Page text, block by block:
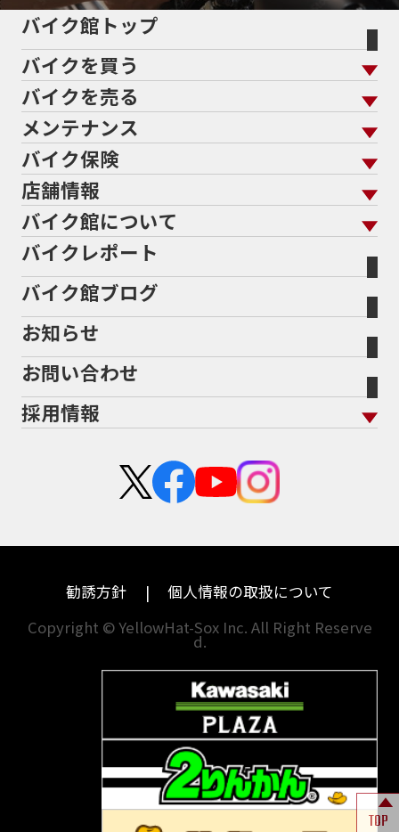
5インチカラーTFT液晶5バルブ5月600cc
60Thモデル 60th
61馬力636cc
689cc690SMCR
701エンデューロ72PS750750cc75th
765773cc800cc80s80万以下
80万以下大型80万円以下82185馬力883
883R890DUKE899 Panigale8月8月11日
8耐8耐見に行きたい
946ml950S950cc
ADDRESSADDRESS 110ADVADV150
ADV160AEROX
AEROX155 ABS
ANNIVERSARYAPEAPE 100 DXAPEX
ARMORED CORE2
Address125
BALIUSⅡBANDIT
BANDIT 1250FBANDIT 1250S
BANDIT1250FBANDIT1250SBBQ
BEETフルエキ
BEETマフラー
BLACKLIMITEDBMW
BMW S1000RR Mパッケージ
BMWS1000R
BMW S1000RR
BMW フルパニアBM‘Sマフラー
BOBBERBOLTBOLT C-Spec
BOLT C-Spec ABSBOLT R-Spec
BOLTR-SpecBONNEVILLE
バイク館トップ
バイクを買う
バイクを買う トップ
バイクを探す
メーカーから探す
色から探す
スタイルから探す
排気量から探す
地域から探す
走行距離から探す
中古車から探す
バイクを売る
バイクを売る トップ
バイク館買取の強み
バイクを高く売るコツ
バイク買取の流れ
全国展開の強み
よくあるご質問
バイク買取強化車両
オンライン査定フォーム
メーカー別買取相場・
ヤマハ
ホンダ
スズキ
ハーレーダビッドソン
ドゥカティ
トライアンフ
アプリリア
KTM
モトグッツイ
MVアグスタ
他海外ﾒｰｶｰ
メンテナンス
メンテナンス トップ
バイク点検
バイク車検
Bikeep
プロテクションフィルム
バイク保険
バイク保険 トップ
自賠責保険
任意保険
バイク保険無料見積り（現在未加入の方）
バイク保険無料見積り（他社でご加入の方）
盗難保険
店舗情報
店舗情報 トップ
北海道
宮城
福島
茨城
栃木
兵庫
福岡
長崎
熊本
バイク館について
バイク館について トップ
バイク館が選ばれる理由
会社概要
沿革
二輪公正取引協議会加盟店
バイクレポート
バイク館ブログ
お知らせ
お問い合わせ
採用情報
中途採用・アルバイト
TOP
勧誘方針
個人情報の取扱について
Copyright © YellowHat-Sox Inc. All Right Reserve
d.